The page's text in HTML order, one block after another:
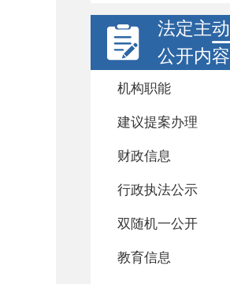
法定主动
公开内容
机构职能
建议提案办理
财政信息
行政执法公示
双随机一公开
教育信息